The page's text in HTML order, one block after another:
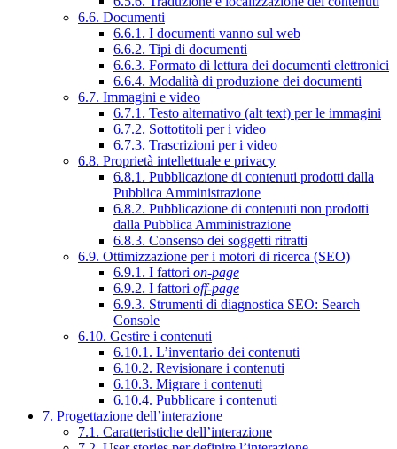
6.6. Documenti
6.6.1. I documenti vanno sul web
6.6.2. Tipi di documenti
6.6.3. Formato di lettura dei documenti elettronici
6.6.4. Modalità di produzione dei documenti
6.7. Immagini e video
6.7.1. Testo alternativo (alt text) per le immagini
6.7.2. Sottotitoli per i video
6.7.3. Trascrizioni per i video
6.8. Proprietà intellettuale e privacy
6.8.1. Pubblicazione di contenuti prodotti dalla
Pubblica Amministrazione
6.8.2. Pubblicazione di contenuti non prodotti
dalla Pubblica Amministrazione
6.8.3. Consenso dei soggetti ritratti
6.9. Ottimizzazione per i motori di ricerca (SEO)
6.9.1. I fattori on-page
6.9.2. I fattori off-page
6.9.3. Strumenti di diagnostica SEO: Search
Console
6.10. Gestire i contenuti
6.10.1. L’inventario dei contenuti
6.10.2. Revisionare i contenuti
6.10.3. Migrare i contenuti
6.10.4. Pubblicare i contenuti
7. Progettazione dell’interazione
7.1. Caratteristiche dell’interazione